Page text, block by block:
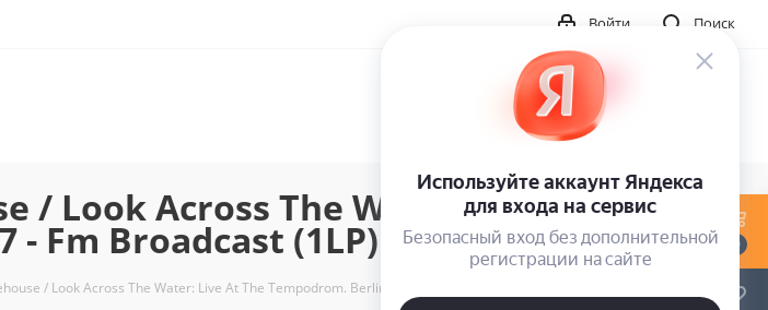
Поиск
Войти
/ Look Across The Water: Live At The
Fm Broadcast (1LP)
/ Look Across The Water: Live At The Tempodrom. Berlin. October 15Th. 2007 - Fm Broadcast (1LP)
0